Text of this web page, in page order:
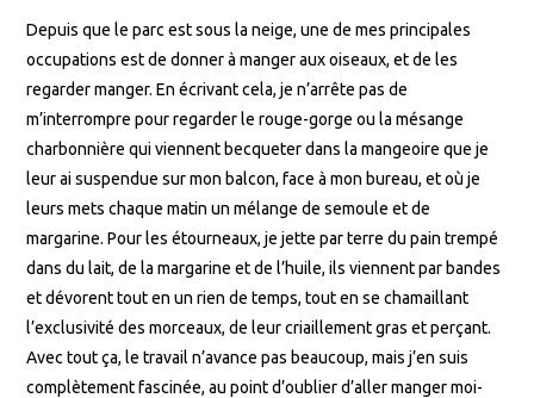
Depuis que le parc est sous la neige, une de mes principales
occupations est de donner à manger aux oiseaux, et de les
regarder manger. En écrivant cela, je n’arrête pas de
m’interrompre pour regarder le rouge-gorge ou la mésange
charbonnière qui viennent becqueter dans la mangeoire que je
leur ai suspendue sur mon balcon, face à mon bureau, et où je
leurs mets chaque matin un mélange de semoule et de
margarine. Pour les étourneaux, je jette par terre du pain trempé
dans du lait, de la margarine et de l’huile, ils viennent par bandes
et dévorent tout en un rien de temps, tout en se chamaillant
l’exclusivité des morceaux, de leur criaillement gras et perçant.
Avec tout ça, le travail n’avance pas beaucoup, mais j’en suis
complètement fascinée, au point d’oublier d’aller manger moi-